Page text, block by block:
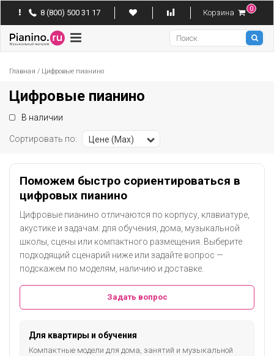
8 (800) 500 31 17 Корзина 0
Pianino
Главная / Цифровые пианино
Цифровые пианино
В наличии
Сортировать по: Цене (Max)
Поможем быстро сориентироваться в
цифровых пианино
Цифровые пианино отличаются по корпусу, клавиатуре,
акустике и задачам: для обучения, дома, музыкальной
школы, сцены или компактного размещения. Выберите
подходящий сценарий ниже или задайте вопрос —
подскажем по моделям, наличию и доставке.
Задать вопрос
Для квартиры и обучения
Компактные модели для дома, занятий и музыкальной